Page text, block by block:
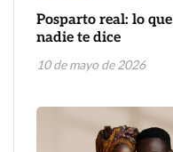
Posparto real: lo que
nadie te dice
10 de mayo de 2026